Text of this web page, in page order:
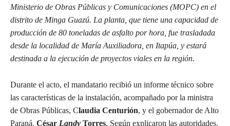
Ministerio de Obras Públicas y Comunicaciones (MOPC) en el
distrito de Minga Guazú. La planta, que tiene una capacidad de
producción de 80 toneladas de asfalto por hora, fue trasladada
desde la localidad de María Auxiliadora, en Itapúa, y estará
destinada a la ejecución de proyectos viales en la región.
Durante el acto, el mandatario recibió un informe técnico sobre
las características de la instalación, acompañado por la ministra
de Obras Públicas, Claudia Centurión, y el gobernador de Alto
Paraná, César Landy Torres. Según explicaron las autoridades,